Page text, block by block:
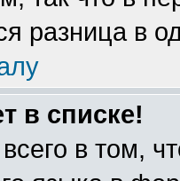
разница в
в списке!
в том,